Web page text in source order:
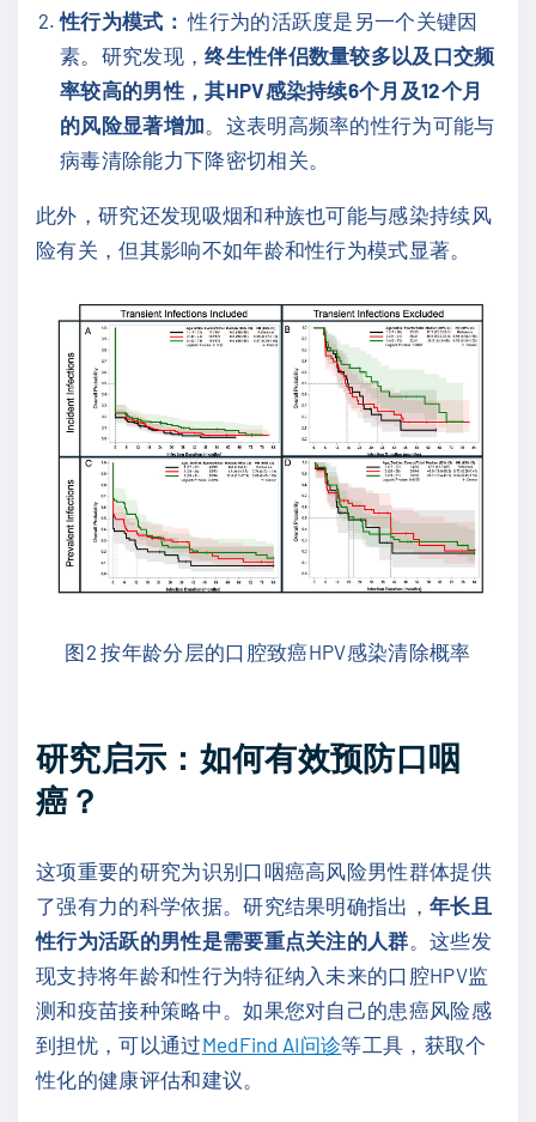
性行为模式： 性行为的活跃度是另一个关键因
素。研究发现，终生性伴侣数量较多以及口交频
率较高的男性，其HPV感染持续6个月及12个月
的风险显著增加。这表明高频率的性行为可能与
病毒清除能力下降密切相关。
此外，研究还发现吸烟和种族也可能与感染持续风
险有关，但其影响不如年龄和性行为模式显著。
图2 按年龄分层的口腔致癌HPV感染清除概率
研究启示：如何有效预防口咽
癌？
这项重要的研究为识别口咽癌高风险男性群体提供
了强有力的科学依据。研究结果明确指出，年长且
性行为活跃的男性是需要重点关注的人群 。这些发
现支持将年龄和性行为特征纳入未来的口腔HPV监
测和疫苗接种策略中。如果您对自己的患癌风险感
到担忧，可以通过MedFind AI问诊等工具，获取个
性化的健康评估和建议。